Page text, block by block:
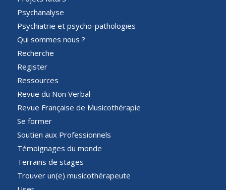
Psychanalyse
Psychiatrie et psycho-pathologies
Qui sommes nous ?
Recherche
Register
Ressources
Revue du Non Verbal
Revue Française de Musicothérapie
Se former
Soutien aux Professionnels
Témoignages du monde
Terrains de stages
Trouver un(e) musicothérapeute